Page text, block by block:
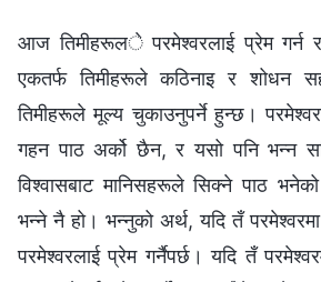
आज तिमीहरूले परमेश्‍वरलाई प्रेम गर्न
एकतर्फ तिमीहरूले कठिनाइ र शोधन
तिमीहरूले मूल्य चुकाउनुपर्ने हुन्छ।
गहन पाठ अर्को छैन, र यसो पनि भन्‍न
विश्‍वासबाट मानिसहरूले सिक्ने पाठ
भन्‍ने नै हो। भन्नुको अर्थ, यदि तँ
परमेश्‍वरलाई प्रेम गर्नैपर्छ। यदि तँ